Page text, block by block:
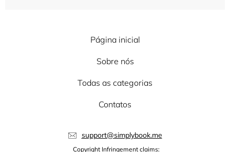
Página inicial
Sobre nós
Todas as categorias
Contatos
support@simplybook.me
Copyright Infringement claims: